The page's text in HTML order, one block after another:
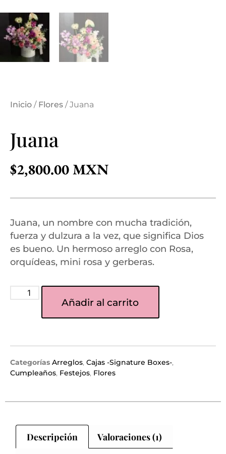
Inicio / Flores / Juana
Juana
$2,800.00
Juana, un nombre con mucha tradición,
fuerza y dulzura a la vez, que significa Dios
es bueno. Un hermoso arreglo con Rosa,
orquídeas, mini rosa y gerberas.
Añadir al carrito
Categorías Arreglos, Cajas -Signature Boxes-,
Cumpleaños, Festejos, Flores
Descripción Valoraciones (1)